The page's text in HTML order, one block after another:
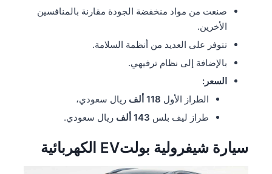
صنعت من مواد منخفضة الجودة مقارنة بالمنافسين
الأخرين.
تتوفر على العديد من أنظمة السلامة.
بالإضافة إلى نظام ترفيهي.
السعر:
الطراز الأول 118 ألف
ريال سعودي،
طراز ليف بلس 143 ألف ريال سعودي.
سيارة شيفرولية بولتEV الكهربائية